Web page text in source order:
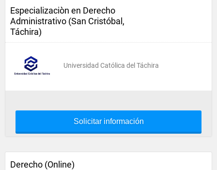
Especializaciòn en Derecho
Administrativo (San Cristóbal,
Táchira)
Universidad Católica del Táchira
Solicitar información
Derecho (Online)